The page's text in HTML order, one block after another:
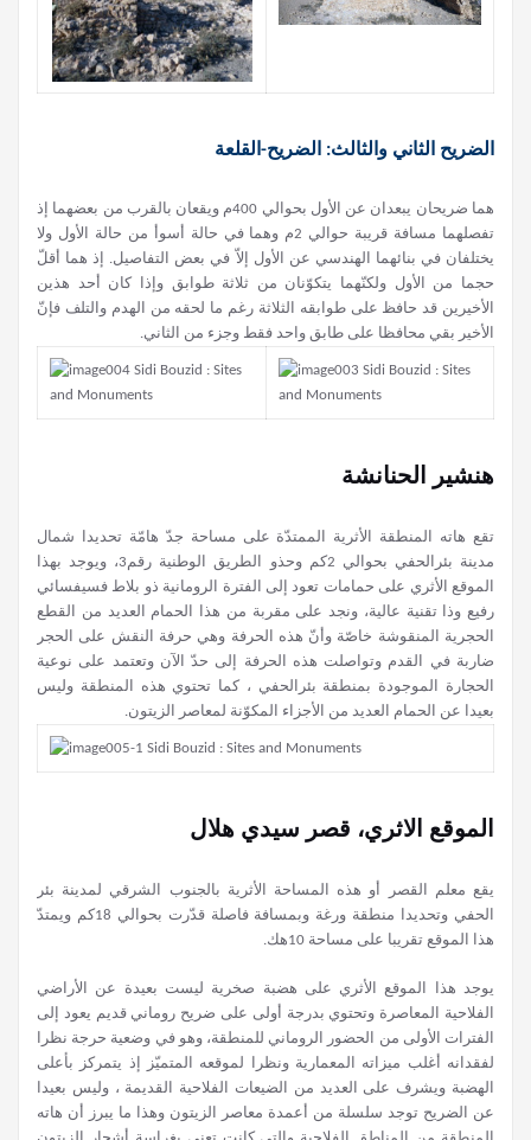
الضريح الثاني والثالث: الضريح-القلعة
هما ضريحان يبعدان عن الأول بحوالي 400م ويقعان بالقرب من بعضهما إذ
تفصلهما مسافة قريبة حوالي 2م وهما في حالة أسوأ من حالة الأول ولا
يختلفان في بنائهما الهندسي عن الأول إلاّ في بعض التفاصيل. إذ هما أقلّ
حجما من الأول ولكنّهما يتكوّنان من ثلاثة طوابق وإذا كان أحد هذين
الأخيرين قد حافظ على طوابقه الثلاثة رغم ما لحقه من الهدم والتلف فإنّ
الأخير بقي محافظا على طابق واحد فقط وجزء من الثاني.
هنشير الحنانشة
تقع هاته المنطقة الأثرية الممتدّة على مساحة جدّ هامّة تحديدا شمال
مدينة بئرالحفي بحوالي 2كم وحذو الطريق الوطنية رقم3، ويوجد بهذا
الموقع الأثري على حمامات تعود إلى الفترة الرومانية ذو بلاط فسيفسائي
رفيع وذا تقنية عالية، ونجد على مقربة من هذا الحمام العديد من القطع
الحجرية المنقوشة خاصّة وأنّ هذه الحرفة وهي حرفة النقش على الحجر
ضاربة في القدم وتواصلت هذه الحرفة إلى حدّ الآن وتعتمد على نوعية
الحجارة الموجودة بمنطقة بئرالحفي ، كما تحتوي هذه المنطقة وليس
بعيدا عن الحمام العديد من الأجزاء المكوّنة لمعاصر الزيتون.
الموقع الاثري، قصر سيدي هلال
يقع معلم القصر أو هذه المساحة الأثرية بالجنوب الشرقي لمدينة بئر
الحفي وتحديدا منطقة ورغة وبمسافة فاصلة قدّرت بحوالي 18كم ويمتدّ
هذا الموقع تقريبا على مساحة 10هك.
يوجد هذا الموقع الأثري على هضبة صخرية ليست بعيدة عن الأراضي
الفلاحية المعاصرة وتحتوي بدرجة أولى على ضريح روماني قديم يعود إلى
الفترات الأولى من الحضور الروماني للمنطقة، وهو في وضعية حرجة نظرا
لفقدانه أغلب ميزاته المعمارية ونظرا لموقعه المتميّز إذ يتمركز بأعلى
الهضبة ويشرف على العديد من الضيعات الفلاحية القديمة ، وليس بعيدا
عن الضريح توجد سلسلة من أعمدة معاصر الزيتون وهذا ما يبرز أن هاته